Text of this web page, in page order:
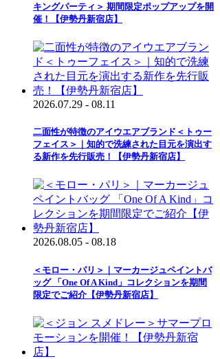
キングパーティ＞ 期間限定ポップアップを開
催！【伊勢丹新宿店】
2026.07.29 - 08.11
二面性が特徴のアイウエアブランド＜トゥー
フェイス＞｜知的で洗練された目元を演出す
る新作を先行販売！【伊勢丹新宿店】
2026.08.05 - 08.18
＜モロー・パリ＞｜マーカージュペイントバ
ッグ 「One Of A Kind」コレクションを期間
限定でご紹介【伊勢丹新宿店】